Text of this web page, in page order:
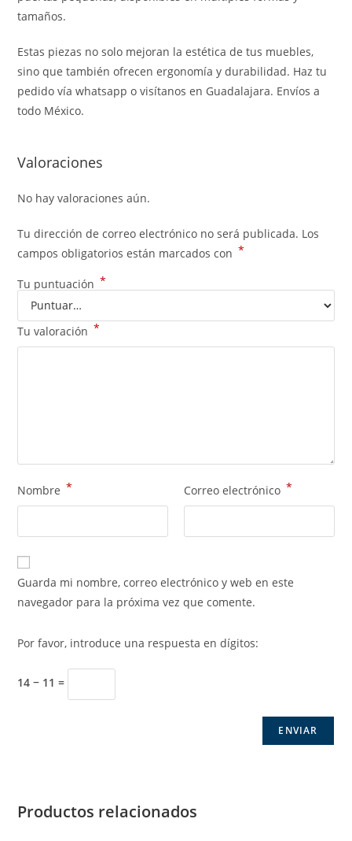
tamaños.
Estas piezas no solo mejoran la estética de tus muebles,
sino que también ofrecen ergonomía y durabilidad. Haz tu
pedido vía whatsapp o visítanos en Guadalajara. Envíos a
todo México.
Valoraciones
No hay valoraciones aún.
Tu dirección de correo electrónico no será publicada. Los
campos obligatorios están marcados con *
Tu puntuación *
Tu valoración *
Nombre * Correo electrónico *
Guarda mi nombre, correo electrónico y web en este
navegador para la próxima vez que comente.
Por favor, introduce una respuesta en dígitos:
14 − 11 =
Productos relacionados